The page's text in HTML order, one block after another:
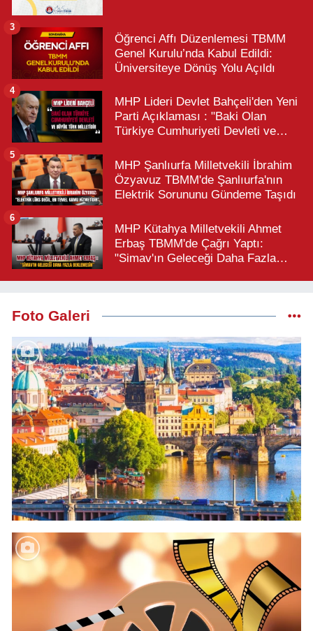
Öğrenci Affı Düzenlemesi TBMM
Genel Kurulu’nda Kabul Edildi:
Üniversiteye Dönüş Yolu Açıldı
3
MHP Lideri Devlet Bahçeli'den Yeni
Parti Açıklaması : "Baki Olan
Türkiye Cumhuriyeti Devleti ve
4
MHP Şanlıurfa Milletvekili İbrahim
Özyavuz TBMM'de Şanlıurfa'nın
Elektrik Sorununu Gündeme Taşıdı
5
MHP Kütahya Milletvekili Ahmet
Erbaş TBMM'de Çağrı Yaptı:
"Simav'ın Geleceği Daha Fazla
6
Foto Galeri